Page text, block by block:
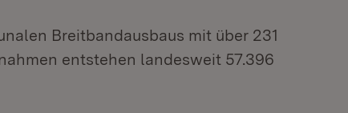
Breitbandausbaus mit über 231
entstehen landesweit 57.396